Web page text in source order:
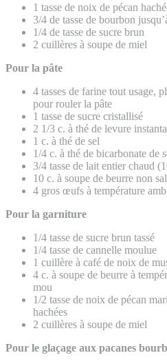
1 tasse de noix de pécan
3/4 de tasse de bourbon
1/4 de tasse de sucre brun
2 cuillères à soupe de miel
Pour la pâte
4 tasses de farine tout usage,
pour rouler la pâte
1 tasse de sucre cristallisé
2 1/3 c. à thé de levure
1 c. à thé de sel
1/4 c. à thé de bicarbonate de
3/4 tasse de lait entier chaud
10 c. à soupe de beurre non
4 gros œufs à température
Pour la garniture
1/4 tasse de sucre brun tassé
1/4 tasse de cannelle moulue
1 cuillère à café de noix de
4 c. à soupe de beurre à
mou
1/2 tasse de noix de pécan
hachées
2 cuillères à soupe de miel
Pour le glaçage aux pacanes